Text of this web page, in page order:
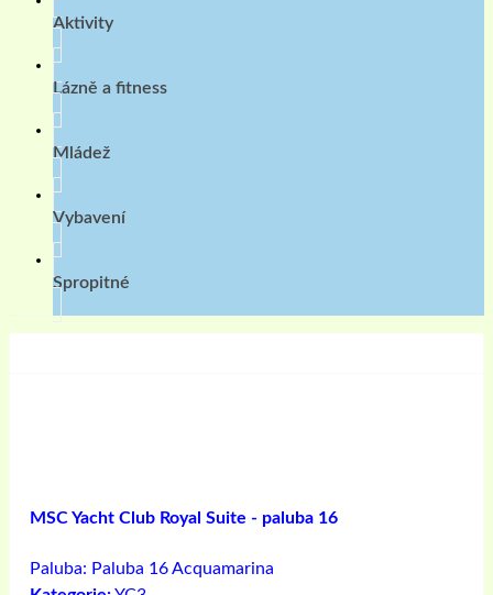
Aktivity
Lázně a fitness
Mládež
Vybavení
Spropitné
MSC Yacht Club Royal Suite - paluba 16
Paluba: Paluba 16 Acquamarina